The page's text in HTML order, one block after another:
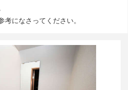
になさってください。